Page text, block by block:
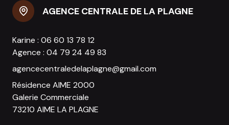
AGENCE CENTRALE DE LA PLAGNE
Karine : 06 60 13 78 12
Agence : 04 79 24 49 83
agencecentraledelaplagne@gmail.com
Résidence AIME 2000
Galerie Commerciale
73210 AIME LA PLAGNE